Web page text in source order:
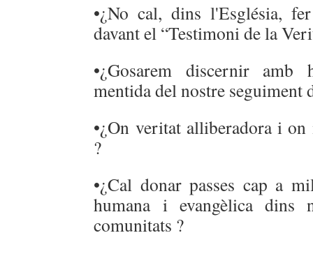
•¿No cal, dins l'Església,
davant el “Testimoni de la
•¿Gosarem discernir
mentida del nostre seguiment
•¿On veritat alliberadora i on
?
•¿Cal donar passes cap a
humana i evangèlica dins
comunitats ?